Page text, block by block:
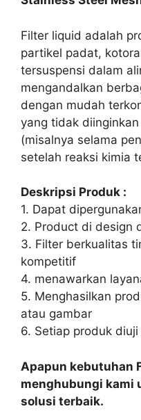
Filter liquid adalah
partikel padat,
tersuspensi dalam
mengandalkan
dengan mudah
yang tidak
(misalnya selama
setelah reaksi kimia
Deskripsi Produk :
1. Dapat
2. Product di design
3. Filter berkualitas
kompetitif
4. menawarkan
5. Menghasilkan
atau gambar
6. Setiap produk
Apapun kebutuhan
menghubungi kami
solusi terbaik.